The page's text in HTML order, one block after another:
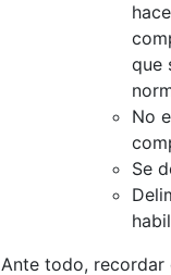
que
No
Se
Ante todo, recordar